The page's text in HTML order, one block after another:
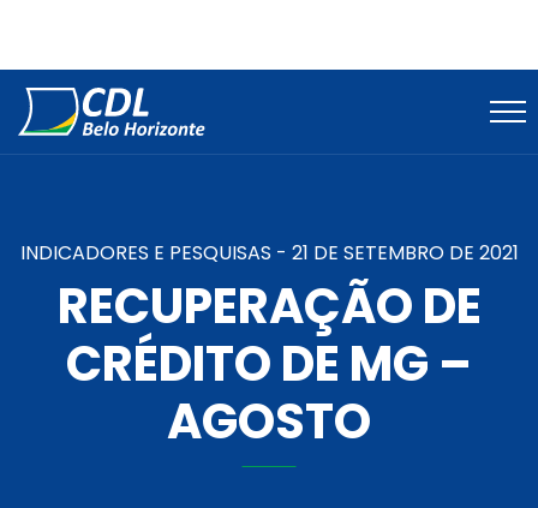
INDICADORES E PESQUISAS - 21 DE SETEMBRO DE 2021
RECUPERAÇÃO DE
CRÉDITO DE MG –
AGOSTO